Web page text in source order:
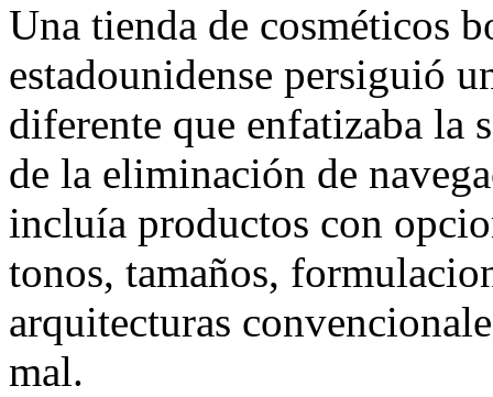
Una tienda de cosméticos
estadounidense persiguió
diferente que enfatizaba la
de la eliminación de
incluía productos con
tonos, tamaños,
arquitecturas
mal.